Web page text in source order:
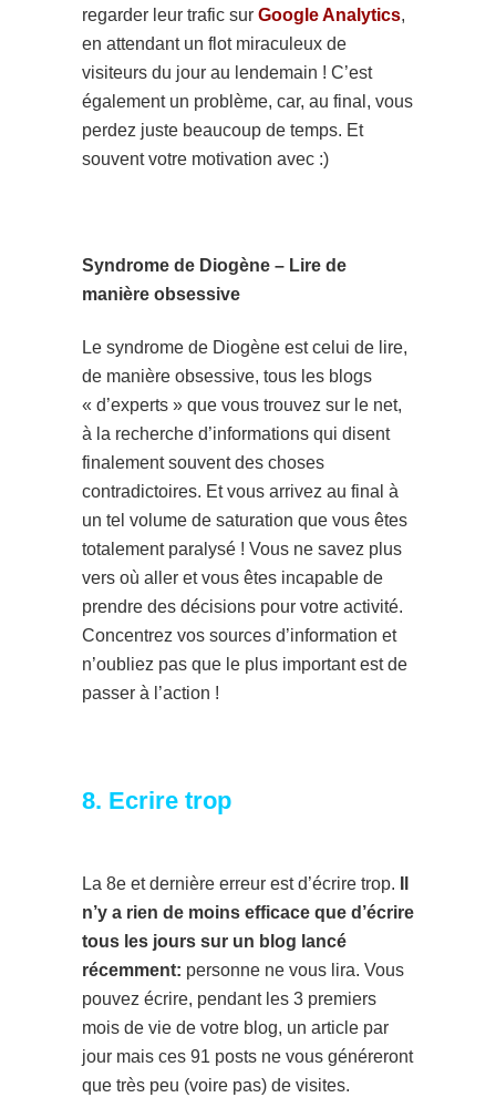
regarder leur trafic sur Google Analytics,
en attendant un flot miraculeux de
visiteurs du jour au lendemain ! C’est
également un problème, car, au final, vous
perdez juste beaucoup de temps. Et
souvent votre motivation avec :)
Syndrome de Diogène – Lire de
manière obsessive
Le syndrome de Diogène est celui de lire,
de manière obsessive, tous les blogs
« d’experts » que vous trouvez sur le net,
à la recherche d’informations qui disent
finalement souvent des choses
contradictoires. Et vous arrivez au final à
un tel volume de saturation que vous êtes
totalement paralysé ! Vous ne savez plus
vers où aller et vous êtes incapable de
prendre des décisions pour votre activité.
Concentrez vos sources d’information et
n’oubliez pas que le plus important est de
passer à l’action !
8. Ecrire trop
La 8e et dernière erreur est d’écrire trop.
n’y a rien de moins efficace que d’écrire
tous les jours sur un blog lancé
récemment: personne ne vous lira. Vous
pouvez écrire, pendant les 3 premiers
mois de vie de votre blog, un article par
jour mais ces 91 posts ne vous généreront
que très peu (voire pas) de visites.